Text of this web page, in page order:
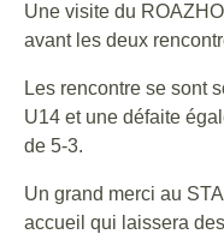
Une visite du
avant les deux
Les rencontre se sont
U14 et une défaite
de 5-3.
Un grand merci au
accueil qui laissera